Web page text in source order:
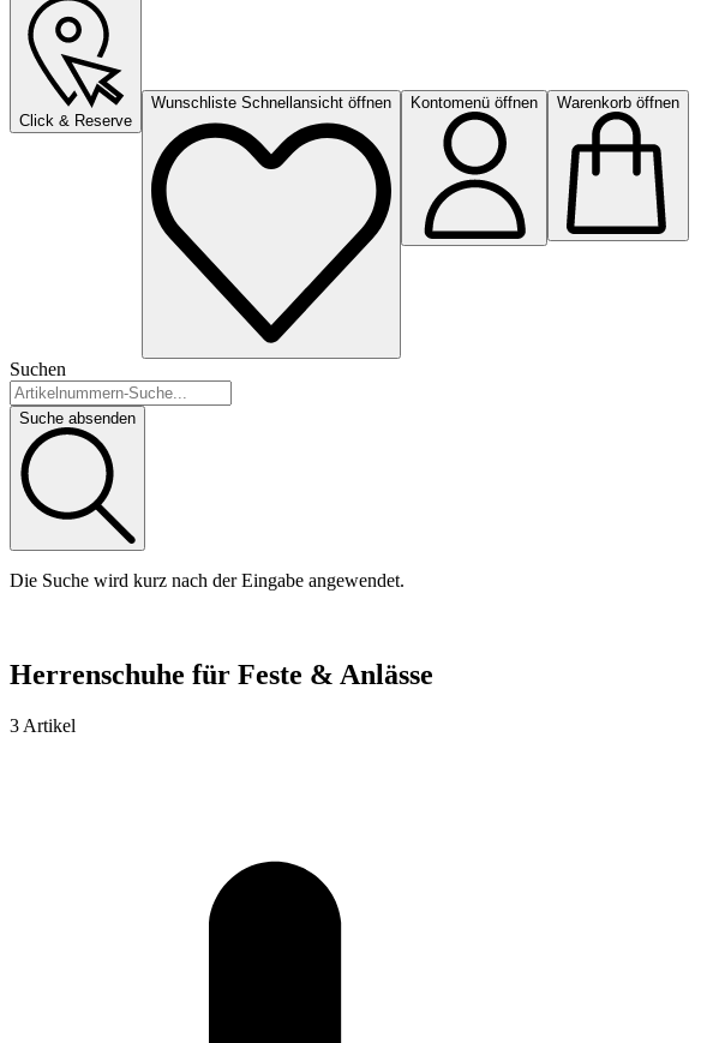
Click & Reserve
Wunschliste Schnellansicht öffnen Kontomenü öffnen Warenkorb öffnen
Suchen
Suche absenden
Die Suche wird kurz nach der Eingabe angewendet.
Herrenschuhe für Feste & Anlässe
3 Artikel